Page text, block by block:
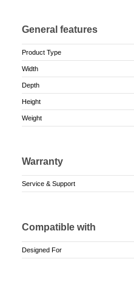
General features
Product Type
Width
Depth
Height
Weight
Warranty
Service & Support
Compatible with
Designed For